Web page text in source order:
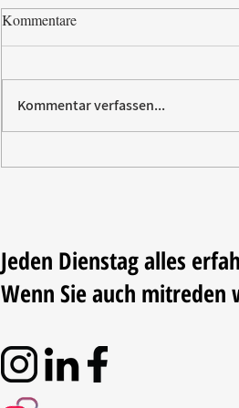
Paw Patrol erobert die
Kommentare
Kommentar verfassen...
Jeden Dienstag alles
Wenn Sie auch mitreden